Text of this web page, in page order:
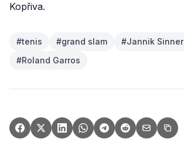
Kopřiva.
#tenis #grand slam #Jannik Sinner
#Roland Garros